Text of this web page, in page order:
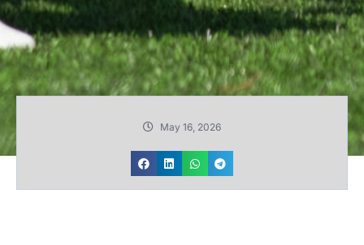
May 16, 2026